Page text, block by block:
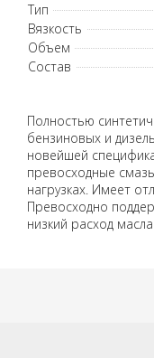
Тип
Вязкость
Объем
Состав
Полностью
бензиновых и
новейшей
превосходные
нагрузках. Имеет
Превосходно
низкий расход